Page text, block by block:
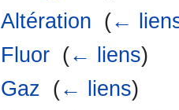
Altération (←
Fluor‎ (← liens)
Gaz (← liens)